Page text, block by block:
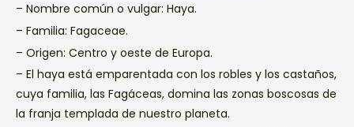
– Nombre común o vulgar: Haya.
– Familia: Fagaceae.
– Origen: Centro y oeste de Europa.
– El haya está emparentada con los robles y los castaños,
cuya familia, las Fagáceas, domina las zonas boscosas de
la franja templada de nuestro planeta.